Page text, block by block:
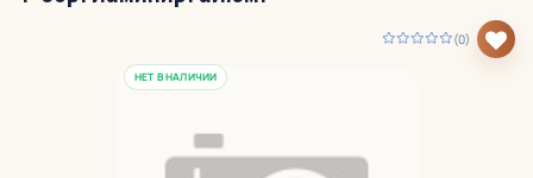
(0)
НЕТ В НАЛИЧИИ